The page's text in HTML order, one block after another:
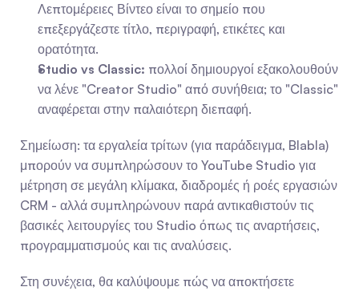
Λεπτομέρειες Βίντεο είναι το σημείο που
επεξεργάζεστε τίτλο, περιγραφή, ετικέτες και
ορατότητα.
Studio vs Classic: πολλοί δημιουργοί εξακολουθούν
να λένε "Creator Studio" από συνήθεια; το "Classic"
αναφέρεται στην παλαιότερη διεπαφή.
Σημείωση: τα εργαλεία τρίτων (για παράδειγμα, Blabla)
μπορούν να συμπληρώσουν το YouTube Studio για
μέτρηση σε μεγάλη κλίμακα, διαδρομές ή ροές εργασιών
CRM - αλλά συμπληρώνουν παρά αντικαθιστούν τις
βασικές λειτουργίες του Studio όπως τις αναρτήσεις,
προγραμματισμούς και τις αναλύσεις.
Στη συνέχεια, θα καλύψουμε πώς να αποκτήσετε